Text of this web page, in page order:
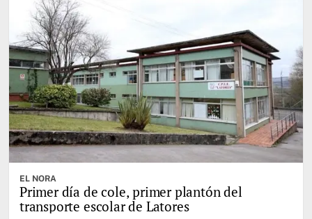
EL NORA
Primer día de cole, primer plantón del
transporte escolar de Latores